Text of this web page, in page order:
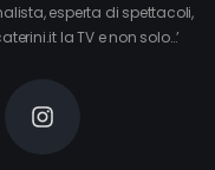
esperta di spettacoli,
la TV e non solo…’